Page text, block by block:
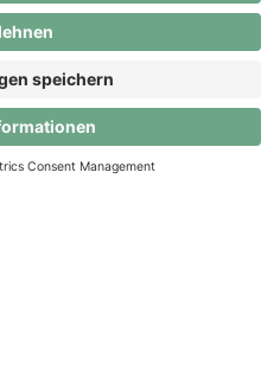
Rechte vorbehalten.
oder weiterhin Premium